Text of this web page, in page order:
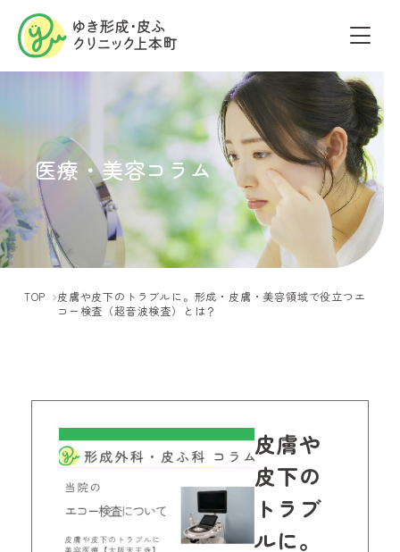
医療・美容コラム
TOP
皮膚や皮下のトラブルに。形成・皮膚・美容領域で役立つエ
コー検査（超音波検査）とは？
皮膚や
皮下の
トラブ
ルに。